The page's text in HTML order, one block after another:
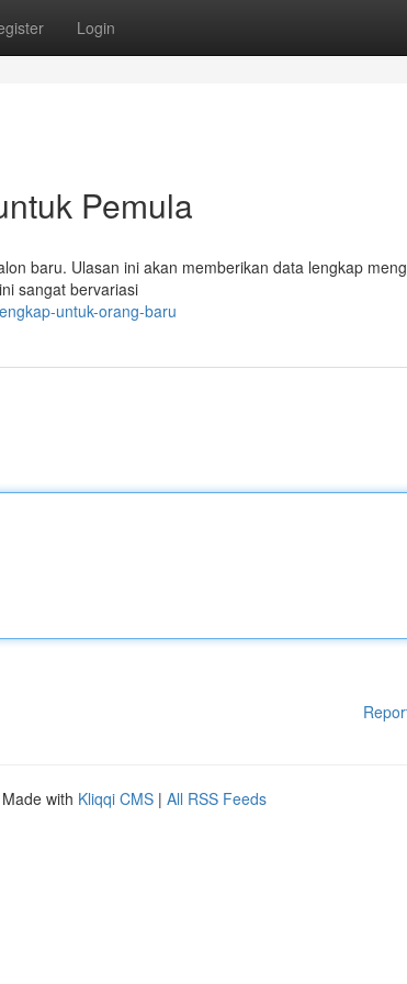
Login
Pemula
baru. Ulasan ini akan memberikan data lengkap
sangat bervariasi
untuk-orang-baru
with Kliqqi CMS | All RSS Feeds